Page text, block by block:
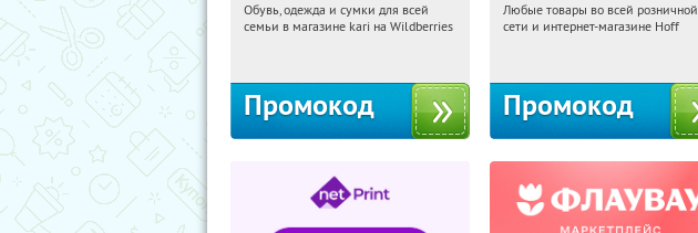
11:24:06 Получили:
Обувь, одежда и сумки для всей
семьи в магазине kari на Wildberries
Промокод
11:24:06 Получили:
Любые товары во всей розничной
сети и интернет-магазине Hoff
Промокод